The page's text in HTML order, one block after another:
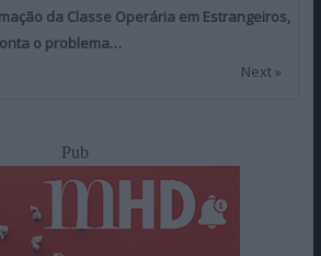
da Classe Operária em Estrangeiros,
o problema…
Next »
Pub